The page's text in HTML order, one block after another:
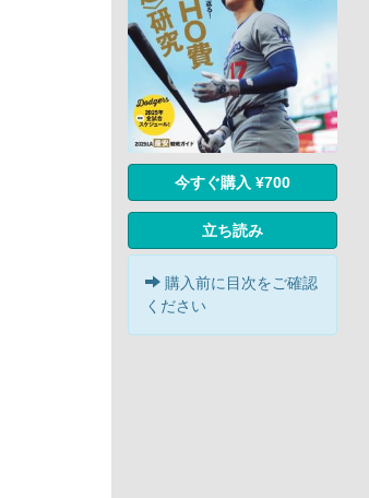
今すぐ購入 ¥700
立ち読み
購入前に目次をご確認
ください